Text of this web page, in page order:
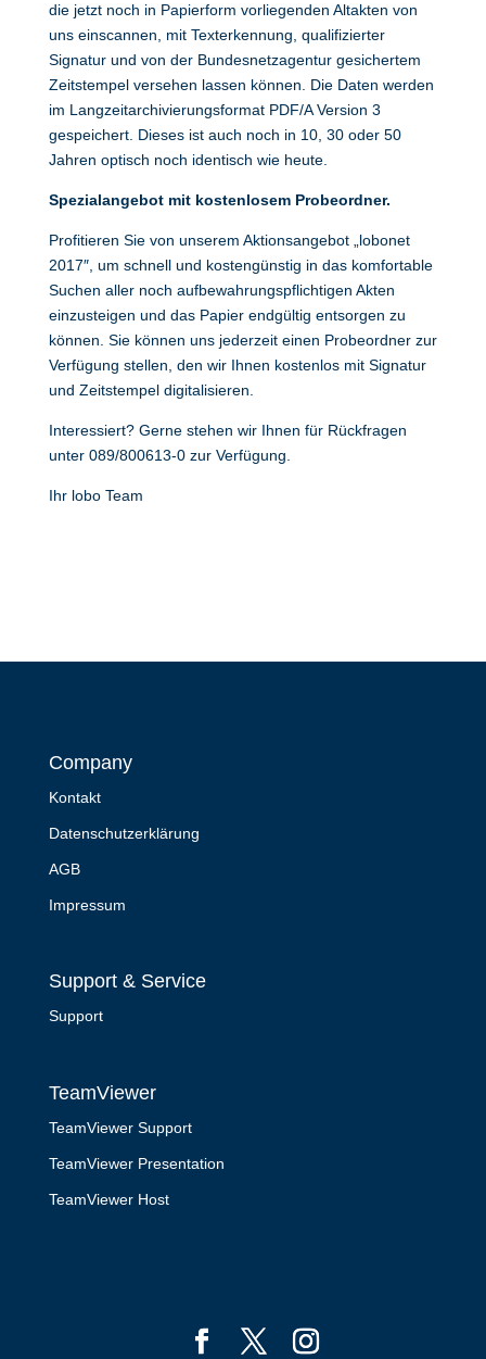
die jetzt noch in Papierform vorliegenden Altakten von
uns einscannen, mit Texterkennung, qualifizierter
Signatur und von der Bundesnetzagentur gesichertem
Zeitstempel versehen lassen können. Die Daten werden
im Langzeitarchivierungsformat PDF/A Version 3
gespeichert. Dieses ist auch noch in 10, 30 oder 50
Jahren optisch noch identisch wie heute.
Spezialangebot mit kostenlosem Probeordner.
Profitieren Sie von unserem Aktionsangebot „lobonet
2017″, um schnell und kostengünstig in das komfortable
Suchen aller noch aufbewahrungspflichtigen Akten
einzusteigen und das Papier endgültig entsorgen zu
können. Sie können uns jederzeit einen Probeordner zur
Verfügung stellen, den wir Ihnen kostenlos mit Signatur
und Zeitstempel digitalisieren.
Interessiert? Gerne stehen wir Ihnen für Rückfragen
unter 089/800613-0 zur Verfügung.
Ihr lobo Team
Company
Kontakt
Datenschutzerklärung
AGB
Impressum
Support & Service
Support
TeamViewer
TeamViewer Support
TeamViewer Presentation
TeamViewer Host